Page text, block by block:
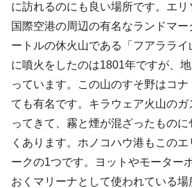
に訪れるのにも良い場所です。エ
国際空港の周辺の有名なランドマ
ートルの休火山である「フアララ
に噴火をしたのは1801年ですが、
っています。この山のすそ野はコ
ても有名です。キラウェア火山の
ってきて、霧と煙が混ざったもの
くあります。ホノコハウ港もこの
ークの1つです。ヨットやモーター
おくマリーナとして使われている場